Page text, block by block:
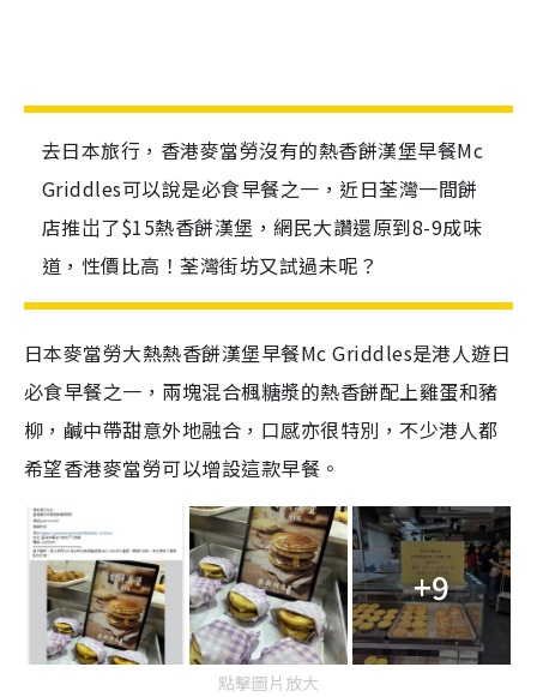
去日本旅行，香港麥當勞沒有的熱香餅漢堡早餐Mc
Griddles可以說是必食早餐之一，近日荃灣一間餅
店推岀了$15熱香餅漢堡，網民大讚還原到8-9成味
道，性價比高！荃灣街坊又試過未呢？
日本麥當勞大熱熱香餅漢堡早餐Mc Griddles是港人遊日
必食早餐之一，兩塊混合楓糖漿的熱香餅配上雞蛋和豬
柳，鹹中帶甜意外地融合，口感亦很特別，不少港人都
希望香港麥當勞可以增設這款早餐。
+9
點擊圖片放大